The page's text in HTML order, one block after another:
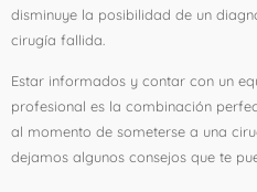
disminuye la posibilidad de un
cirugía fallida.
Estar informados y contar con un
profesional es la combinación
al momento de someterse a una
dejamos algunos consejos que te